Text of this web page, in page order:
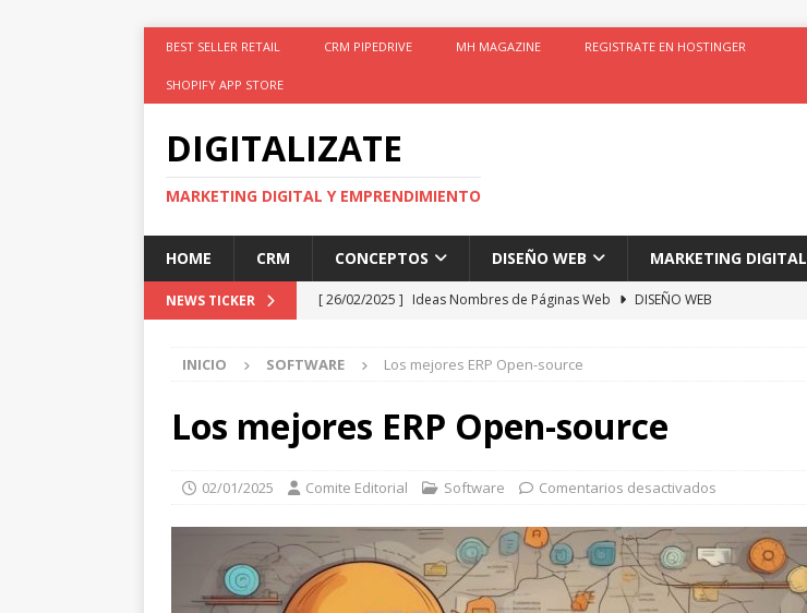
BEST SELLER RETAIL CRM PIPEDRIVE MH MAGAZINE REGISTRATE EN HOSTINGER
SHOPIFY APP STORE
DIGITALIZATE
MARKETING DIGITAL Y EMPRENDIMIENTO
HOME CRM CONCEPTOS DISEÑO WEB MARKETING DIGITAL
NEWS TICKER [ 26/02/2025 ] Ideas Nombres de Páginas Web
DISEÑO WEB
[ 04/01/2025 ] Plantilla MH Magazine Theme
[ 04/01/2025 ] Especialista en Marketing Digital
Google Analytics
INICIO SOFTWARE Los mejores ERP Open-source
Los mejores ERP Open-source
02/01/2025 Comite Editorial Software Comentarios desactivados